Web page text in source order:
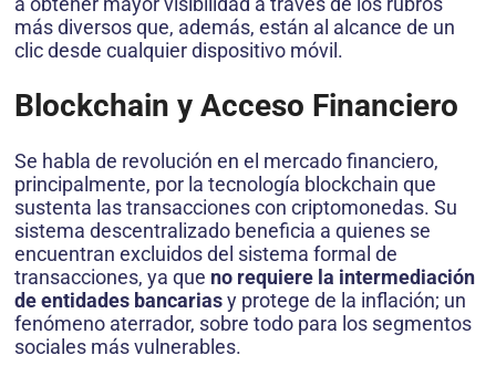
más diversos que, además, están al alcance de un
clic desde cualquier dispositivo móvil.
Blockchain y Acceso Financiero
Se habla de revolución en el mercado financiero,
principalmente, por la tecnología blockchain que
sustenta las transacciones con criptomonedas. Su
sistema descentralizado beneficia a quienes se
encuentran excluidos del sistema formal de
transacciones, ya que no requiere la intermediación
de entidades bancariasy protege de la inflación; un
fenómeno aterrador, sobre todo para los segmentos
sociales más vulnerables.